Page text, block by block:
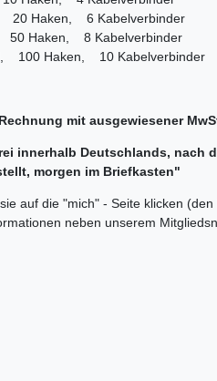
Haken, 6 Kabelverbinder
Haken, 8 Kabelverbinder
100 Haken, 10 Kabelverbinder
mit ausgewiesener
innerhalb Deutschlands, nach
morgen im Briefkasten"
auf die "mich" - Seite klicken (den
neben unserem